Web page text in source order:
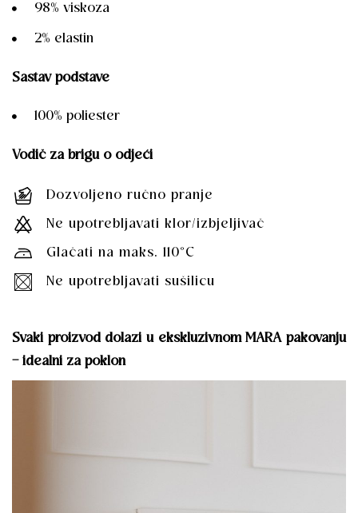
98% viskoza
2% elastin
Sastav podstave
100% poliester
Vodič za brigu o odjeći
Dozvoljeno ručno pranje
Ne upotrebljavati klor/izbjeljivač
Glačati na maks. 110°C
Ne upotrebljavati sušilicu
Svaki proizvod dolazi u ekskluzivnom MARA pakovanju
– idealni za poklon